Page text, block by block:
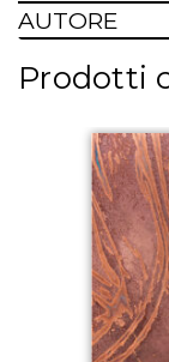
AUTORE
Prodotti